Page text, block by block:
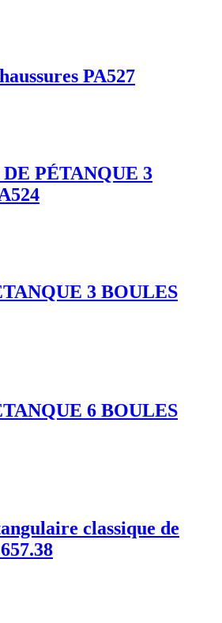
PA527
PÉTANQUE 3
3 BOULES
6 BOULES
classique de